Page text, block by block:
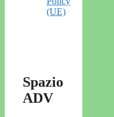
(UE)
Spazio
ADV